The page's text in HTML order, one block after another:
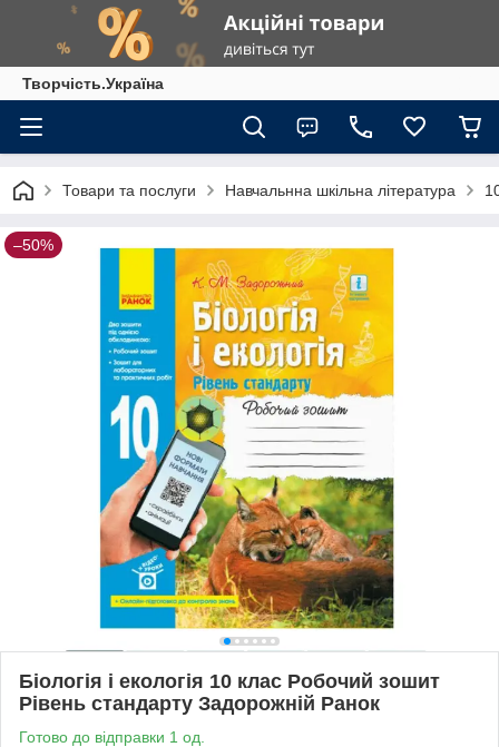
Творчість.Україна
Товари та послуги Навчальнна шкільна література
–50%
Біологія і екологія 10 клас Робочий зошит
Рівень стандарту Задорожній Ранок
Готово до відправки 1 од.